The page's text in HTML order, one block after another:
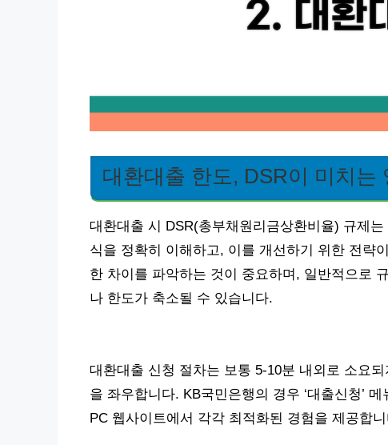
대환대출 한도, DSR이 미치는
대환대출 시 DSR(총부채원리금상환비율) 규제
식을 정확히 이해하고, 이를 개선하기 위한 전략
한 차이를 파악하는 것이 중요하며, 일반적으로
나 한도가 축소될 수 있습니다.
대환대출 신청 절차는 보통 5-10분 내외로 소요
을 좌우합니다. KB국민은행의 경우 ‘대출신청’
PC 웹사이트에서 각각 최적화된 경험을 제공합